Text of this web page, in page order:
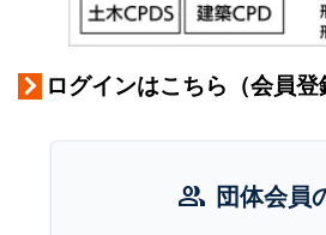
ログインはこちら（会員登
group 団体会員